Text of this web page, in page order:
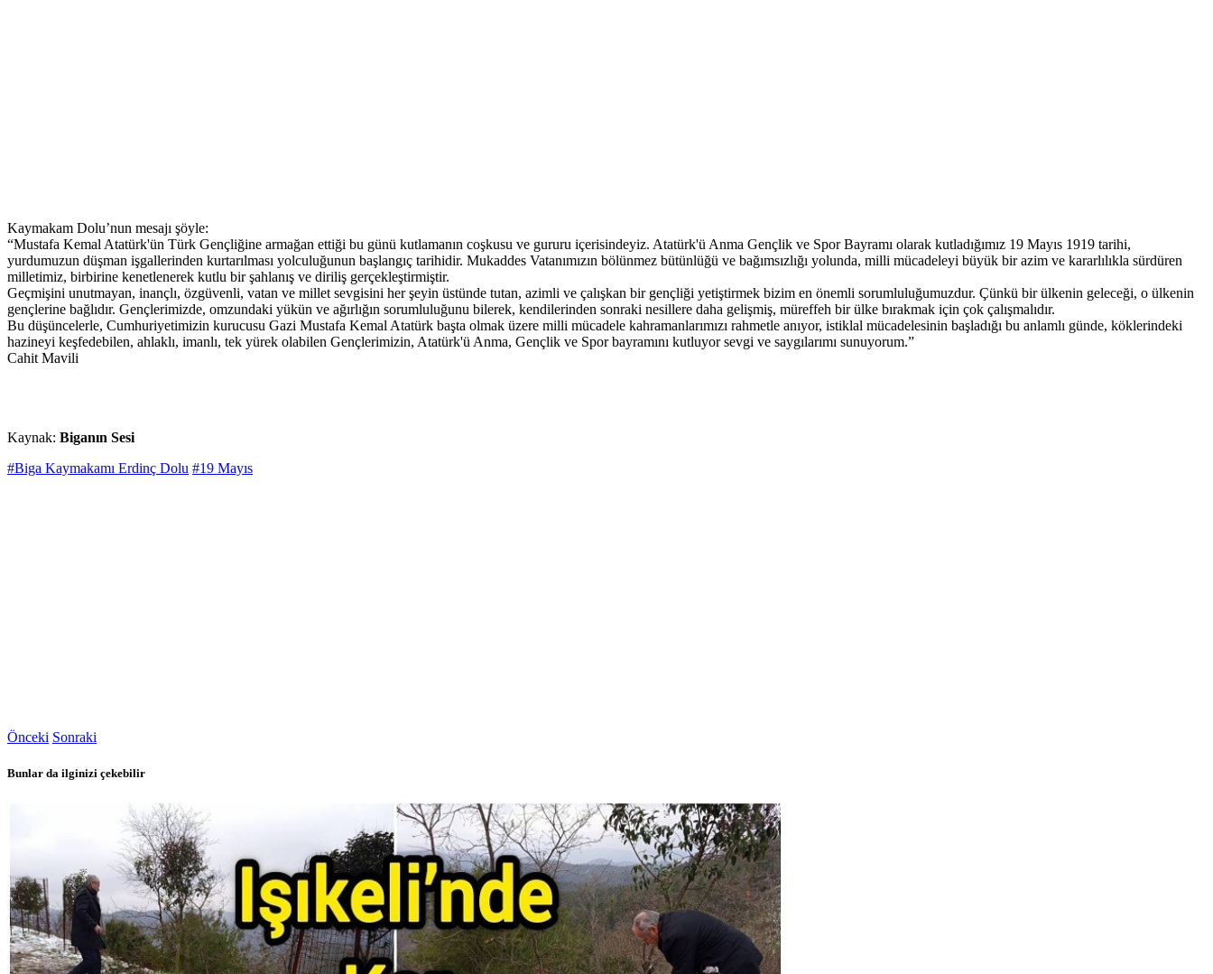
Kaymakam Dolu’nun mesajı şöyle:
“Mustafa Kemal Atatürk'ün Türk Gençliğine armağan ettiği bu günü kutlamanın coşkusu ve gururu içerisindeyiz. Atatürk'ü Anma Gençlik ve Spor Bayramı olarak kutladığımız 19 Mayıs 1919 tarihi,
yurdumuzun düşman işgallerinden kurtarılması yolculuğunun başlangıç tarihidir. Mukaddes Vatanımızın bölünmez bütünlüğü ve bağımsızlığı yolunda, milli mücadeleyi büyük bir azim ve kararlılıkla sürdüren
milletimiz, birbirine kenetlenerek kutlu bir şahlanış ve diriliş gerçekleştirmiştir.
Geçmişini unutmayan, inançlı, özgüvenli, vatan ve millet sevgisini her şeyin üstünde tutan, azimli ve çalışkan bir gençliği yetiştirmek bizim en önemli sorumluluğumuzdur. Çünkü bir ülkenin geleceği, o ülkenin
gençlerine bağlıdır. Gençlerimizde, omzundaki yükün ve ağırlığın sorumluluğunu bilerek, kendilerinden sonraki nesillere daha gelişmiş, müreffeh bir ülke bırakmak için çok çalışmalıdır.
Bu düşüncelerle, Cumhuriyetimizin kurucusu Gazi Mustafa Kemal Atatürk başta olmak üzere milli mücadele kahramanlarımızı rahmetle anıyor, istiklal mücadelesinin başladığı bu anlamlı günde, köklerindeki
hazineyi keşfedebilen, ahlaklı, imanlı, tek yürek olabilen Gençlerimizin, Atatürk'ü Anma, Gençlik ve Spor bayramını kutluyor sevgi ve saygılarımı sunuyorum.”
Cahit Mavili
Kaynak: Biganın Sesi
#Biga Kaymakamı Erdinç Dolu #19 Mayıs
Önceki Sonraki
Bunlar da ilginizi çekebilir